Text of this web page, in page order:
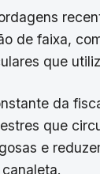
de faixa,
que
da
que
e